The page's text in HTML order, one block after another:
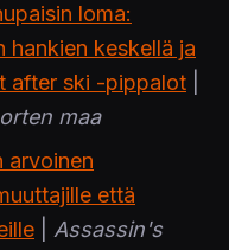
loma:
hankien keskellä ja
after ski -pippalot
maa
arvoinen
että
Assassin's